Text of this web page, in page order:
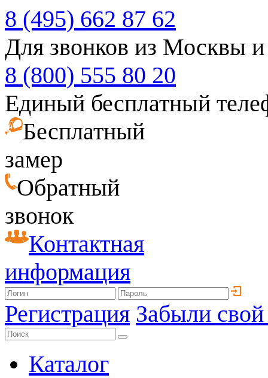
8 (495) 662 87 62
Для звонков из Москвы
8 (800) 555 80 20
Единый бесплатный
Бесплатный
замер
Обратный
звонок
Контактная
информация
Регистрация Забыли
Каталог